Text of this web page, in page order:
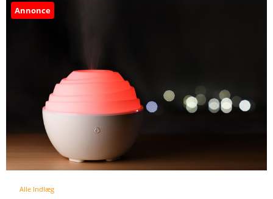
Annonce
Alle Indlæg